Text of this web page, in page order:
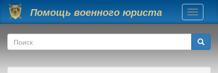
Перейти к основному содержанию
Помощь военного юриста
Toggle
Форма поиска
Поиск